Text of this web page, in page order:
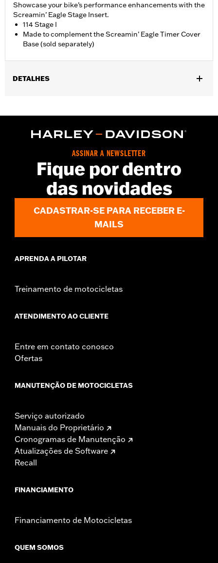
Showcase your bike’s performance enhancements with the
Screamin’ Eagle Stage Insert.
114 Stage I
Made to complement the Screamin’ Eagle Timer Cover
Base (sold separately)
DETALHES
Sold Seperately:Screamin' Eagle Timer Cover Base
WARRANTY:1 year limited warranty – Go towww.h-
d.com/warrantyfor full details
ASSINAR A NEWSLETTER
Fique por dentro
das novidades
CADASTRAR-SE PARA RECEBER E-
MAILS
APRENDA A PILOTAR
Treinamento de motocicletas
ATENDIMENTO AO CLIENTE
Entre em contato conosco
Ofertas
MANUTENÇÃO DE MOTOCICLETAS
Serviço autorizado
Manuais do Proprietário
Cronogramas de Manutenção
Atualizações de Software
Recall
FINANCIAMENTO
Financiamento de Motocicletas
QUEM SOMOS